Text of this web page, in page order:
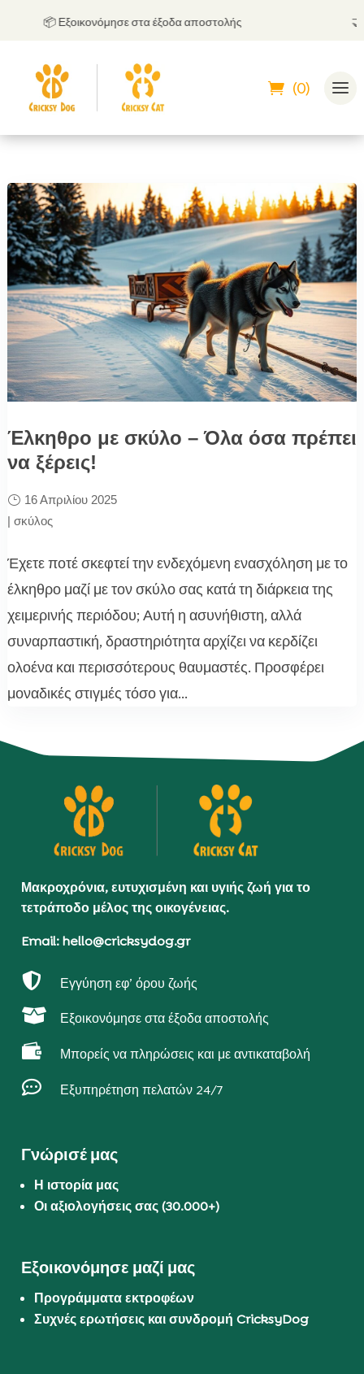
📦 Εξοικονόμησε στα έξοδα αποστολής
(0)
Έλκηθρο με σκύλο – Όλα όσα πρέπει
να ξέρεις!
16 Απριλίου 2025
| σκύλος
Έχετε ποτέ σκεφτεί την ενδεχόμενη ενασχόληση με το
έλκηθρο μαζί με τον σκύλο σας κατά τη διάρκεια της
χειμερινής περιόδου; Αυτή η ασυνήθιστη, αλλά
συναρπαστική, δραστηριότητα αρχίζει να κερδίζει
ολοένα και περισσότερους θαυμαστές. Προσφέρει
μοναδικές στιγμές τόσο για...
Μακροχρόνια, ευτυχισμένη και υγιής ζωή για το
τετράποδο μέλος της οικογένειας.
Email: hello@cricksydog.gr
 Εγγύηση εφ’ όρου ζωής
 Εξοικονόμησε στα έξοδα αποστολής
 Μπορείς να πληρώσεις και με αντικαταβολή
 Εξυπηρέτηση πελατών 24/7
Γνώρισέ μας
Η ιστορία μας
Οι αξιολογήσεις σας (30.000+)
Εξοικονόμησε μαζί μας
Προγράμματα εκτροφέων
Συχνές ερωτήσεις και συνδρομή CricksyDog